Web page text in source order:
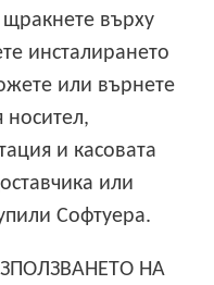
върху
инсталирането
или върнете
носител,
и касовата
или
Софтуера.
НА